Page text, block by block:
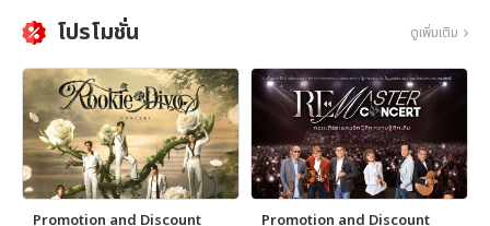
โปรโมชั่น ดูเพิ่มเติม
Promotion and Discount
Promotion and Discount